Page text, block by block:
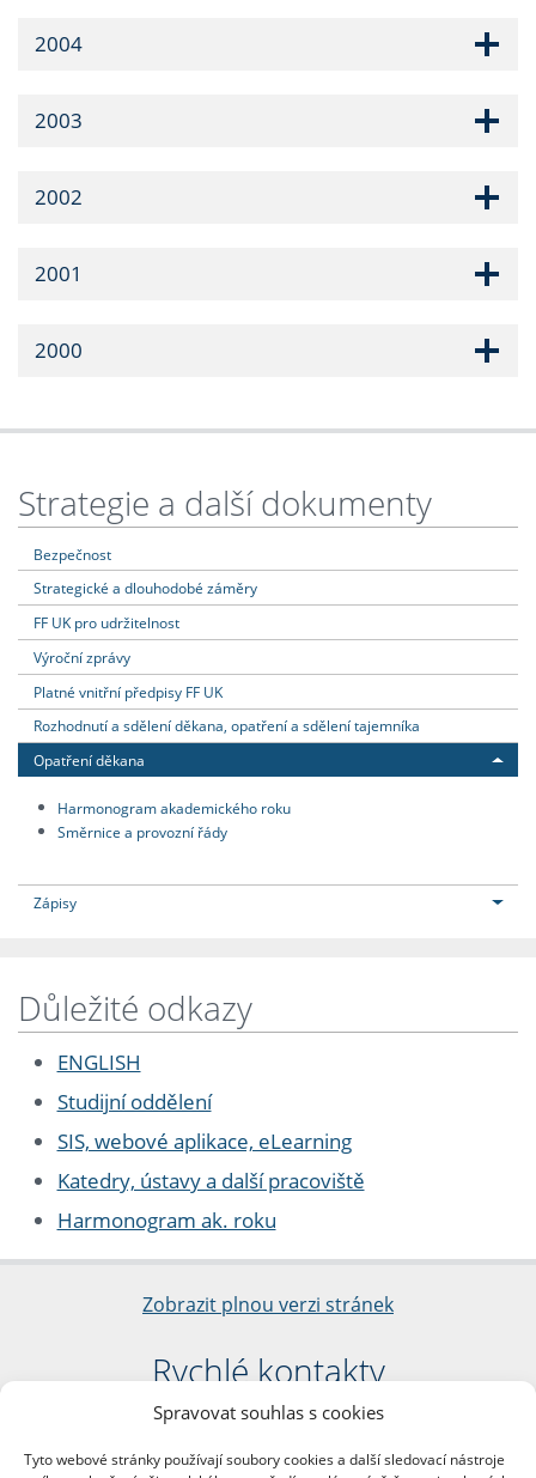
Spravovat souhlas s cookies
Tyto webové stránky používají soubory cookies a další sledovací nástroje
2004
2003
2002
2001
2000
Strategie a další dokumenty
Bezpečnost
Strategické a dlouhodobé záměry
FF UK pro udržitelnost
Výroční zprávy
Platné vnitřní předpisy FF UK
Rozhodnutí a sdělení děkana, opatření a sdělení tajemníka
Opatření děkana
Harmonogram akademického roku
Směrnice a provozní řády
Zápisy
Důležité odkazy
ENGLISH
Studijní oddělení
SIS, webové aplikace, eLearning
Katedry, ústavy a další pracoviště
Harmonogram ak. roku
Zobrazit plnou verzi stránek
Rychlé kontakty
Filozofická fakulta
nám. Jana Palacha 1/2